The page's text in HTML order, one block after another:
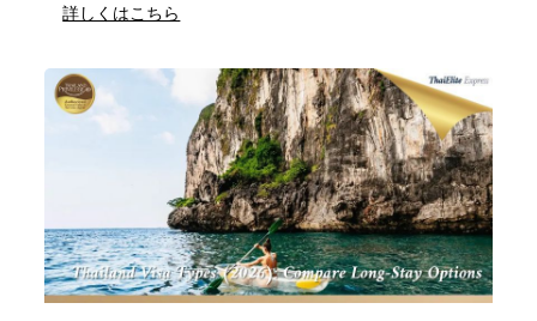
詳しくはこちら